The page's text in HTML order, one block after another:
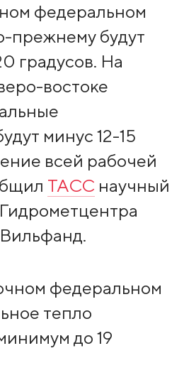
федеральном
прежнему будут
градусов. На
востоке
минус 12-15
всей рабочей
ТАСС научный
федеральном
тепло
до 19